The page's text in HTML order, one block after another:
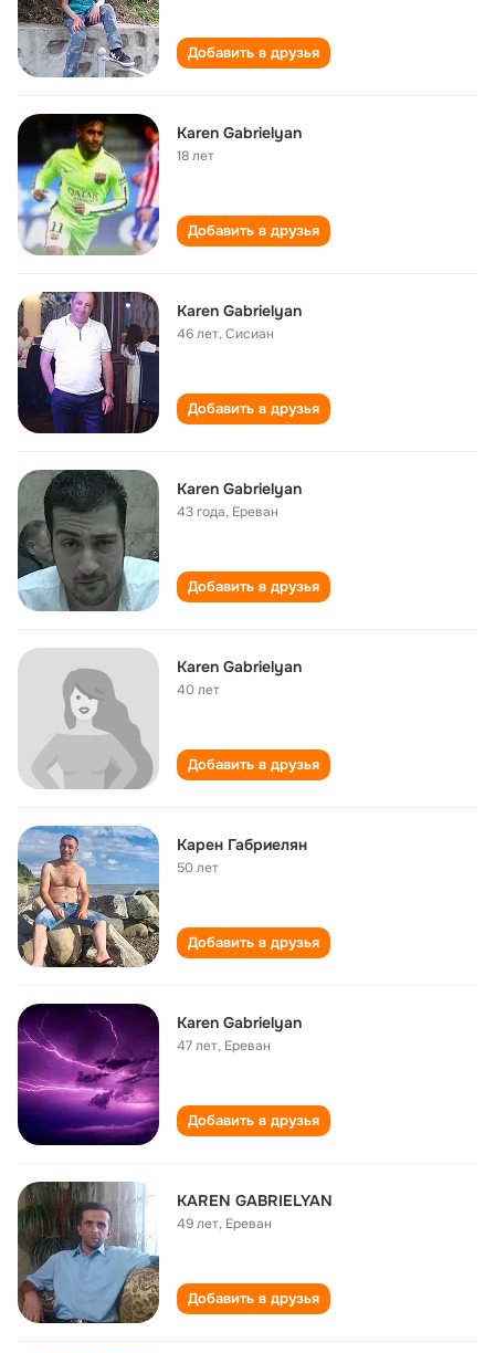
Добавить в друзья
Karen Gabrielyan
18 лет
Добавить в друзья
Karen Gabrielyan
46 лет,Сисиан
Добавить в друзья
Karen Gabrielyan
43 года, Ереван
Добавить в друзья
Karen Gabrielyan
40 лет
Добавить в друзья
Карен Габриелян
50 лет
Добавить в друзья
Karen Gabrielyan
47 лет, Ереван
Добавить в друзья
KAREN GABRIELYAN
49 лет, Ереван
Добавить в друзья